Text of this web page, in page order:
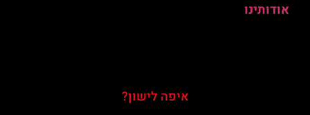
אודותינו
איפה לישון?